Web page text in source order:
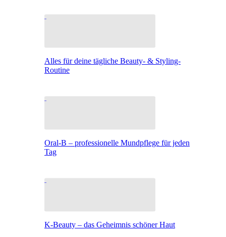
Alles für deine tägliche Beauty- & Styling-
Routine
Oral-B – professionelle Mundpflege für jeden
Tag
K-Beauty – das Geheimnis schöner Haut